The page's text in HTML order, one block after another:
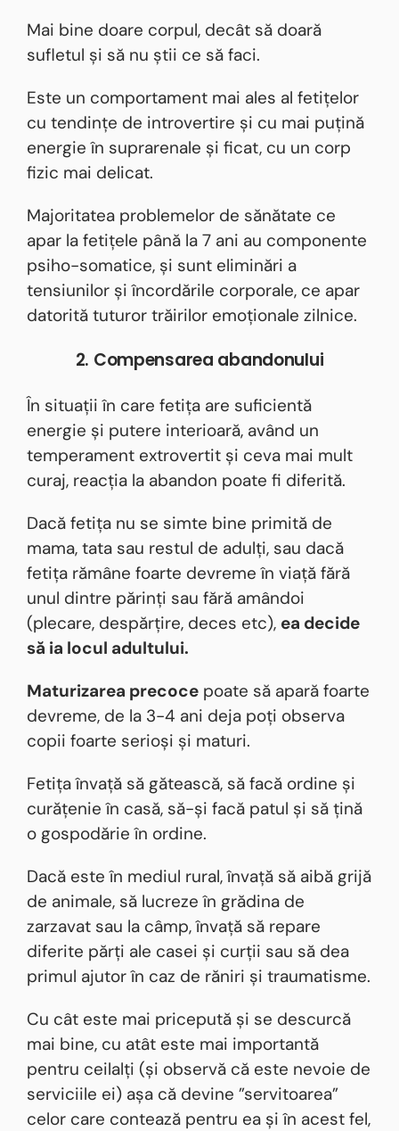
Mai bine doare corpul, decât să doară
sufletul și să nu știi ce să faci.
Este un comportament mai ales al fetițelor
cu tendințe de introvertire și cu mai puțină
energie în suprarenale și ficat, cu un corp
fizic mai delicat.
Majoritatea problemelor de sănătate ce
apar la fetițele până la 7 ani au componente
psiho-somatice, și sunt eliminări a
tensiunilor și încordările corporale, ce apar
datorită tuturor trăirilor emoționale zilnice.
2. Compensarea abandonului
În situații în care fetița are suficientă
energie și putere interioară, având un
temperament extrovertit și ceva mai mult
curaj, reacția la abandon poate fi diferită.
Dacă fetița nu se simte bine primită de
mama, tata sau restul de adulți, sau dacă
fetița rămâne foarte devreme în viață fără
unul dintre părinți sau fără amândoi
(plecare, despărțire, deces etc), ea decide
să ia locul adultului.
Maturizarea precocepoate să apară foarte
devreme, de la 3-4 ani deja poți observa
copii foarte serioși și maturi.
Fetița învață să gătească, să facă ordine și
curățenie în casă, să-și facă patul și să țină
o gospodărie în ordine.
Dacă este în mediul rural, învață să aibă grijă
de animale, să lucreze în grădina de
zarzavat sau la câmp, învață să repare
diferite părți ale casei și curții sau să dea
primul ajutor în caz de răniri și traumatisme.
Cu cât este mai pricepută și se descurcă
mai bine, cu atât este mai importantă
pentru ceilalți (și observă că este nevoie de
serviciile ei) așa că devine ”servitoarea”
celor care contează pentru ea și în acest fel,